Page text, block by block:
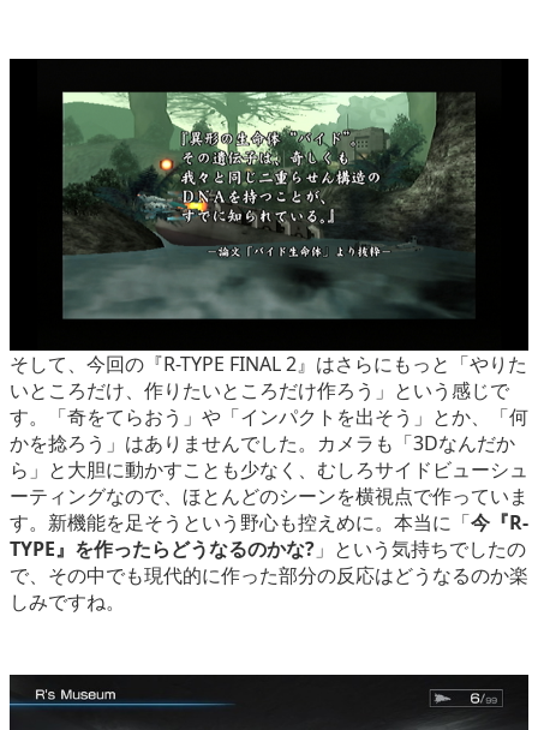
そして、今回の『R-TYPE FINAL 2』はさらにもっと「やりた
いところだけ、作りたいところだけ作ろう」という感じで
す。「奇をてらおう」や「インパクトを出そう」とか、「何
かを捻ろう」はありませんでした。カメラも「3Dなんだか
ら」と大胆に動かすことも少なく、むしろサイドビューシュ
ーティングなので、ほとんどのシーンを横視点で作っていま
す。新機能を足そうという野心も控えめに。本当に「今『R-
TYPE』を作ったらどうなるのかな? 」という気持ちでしたの
で、その中でも現代的に作った部分の反応はどうなるのか楽
しみですね。